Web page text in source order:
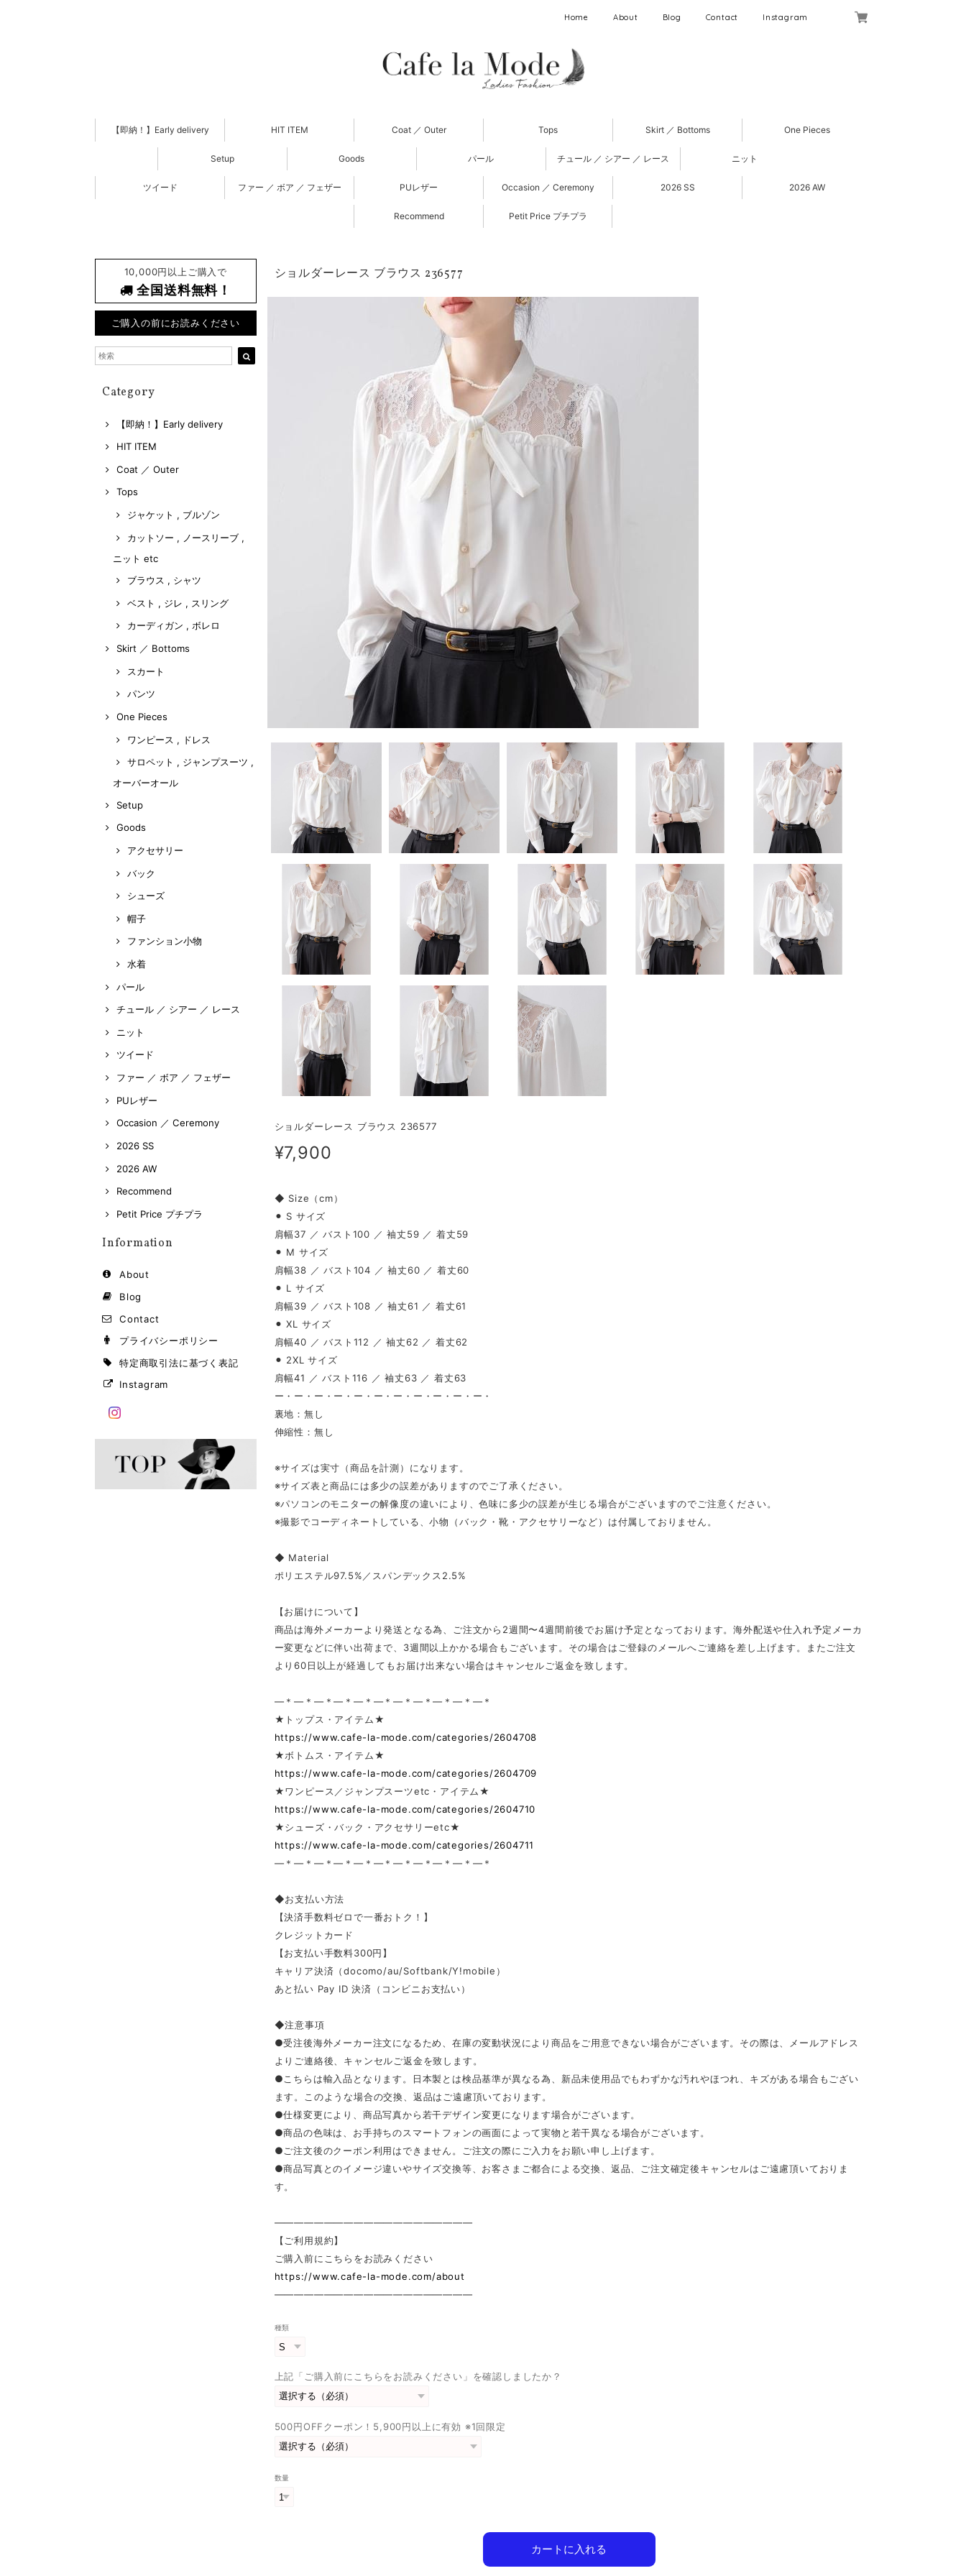
Home About Blog Contact Instagram
【即納！】Early delivery HIT ITEM Coat ／ Outer Tops Skirt ／ Bottoms One Pieces
Setup Goods パール チュール ／ シアー ／ レース ニット
ツイード ファー ／ ボア ／ フェザー PUレザー Occasion ／ Ceremony 2026 SS 2026 AW
Recommend Petit Price プチプラ
10,000円以上ご購入で
全国送料無料！
ご購入の前にお読みください
Category
【即納！】Early delivery
HIT ITEM
Coat ／ Outer
Tops
ジャケット , ブルゾン
カットソー , ノースリーブ ,
ニット etc
ブラウス , シャツ
ベスト , ジレ , スリング
カーディガン , ボレロ
Skirt ／ Bottoms
スカート
パンツ
One Pieces
ワンピース , ドレス
サロペット , ジャンプスーツ ,
オーバーオール
Setup
Goods
アクセサリー
バック
シューズ
帽子
ファンション小物
水着
パール
チュール ／ シアー ／ レース
ニット
ツイード
ファー ／ ボア ／ フェザー
PUレザー
Occasion ／ Ceremony
2026 SS
2026 AW
Recommend
Petit Price プチプラ
Information
About
Blog
Contact
プライバシーポリシー
特定商取引法に基づく表記
Instagram
ショルダーレース ブラウス 236577
ショルダーレース ブラウス 236577
¥7,900
◆ Size（cm）
⚫︎ S サイズ
肩幅37 ／ バスト100 ／ 袖丈59 ／ 着丈59
⚫︎ M サイズ
肩幅38 ／ バスト104 ／ 袖丈60 ／ 着丈60
⚫︎ L サイズ
肩幅39 ／ バスト108 ／ 袖丈61 ／ 着丈61
⚫︎ XL サイズ
肩幅40 ／ バスト112 ／ 袖丈62 ／ 着丈62
⚫︎ 2XL サイズ
肩幅41 ／ バスト116 ／ 袖丈63 ／ 着丈63
ー・ー・ー・ー・ー・ー・ー・ー・ー・ー・ー・
裏地：無し
伸縮性：無し
※サイズは実寸（商品を計測）になります。
※サイズ表と商品には多少の誤差がありますのでご了承ください。
※パソコンのモニターの解像度の違いにより、色味に多少の誤差が生じる場合がございますのでご注意ください。
※撮影でコーディネートしている、小物（バック・靴・アクセサリーなど）は付属しておりません。
◆ Material
ポリエステル97.5%／スパンデックス2.5%
【お届けについて】
商品は海外メーカーより発送となる為、ご注文から2週間〜4週間前後でお届け予定となっております。海外配送や仕入れ予定メーカ
ー変更などに伴い出荷まで、3週間以上かかる場合もございます。その場合はご登録のメールへご連絡を差し上げます。またご注文
より60日以上が経過してもお届け出来ない場合はキャンセルご返金を致します。
—＊—＊—＊—＊—＊—＊—＊—＊—＊—＊—＊
★トップス・アイテム★
https://www.cafe-la-mode.com/categories/2604708
★ボトムス・アイテム★
https://www.cafe-la-mode.com/categories/2604709
★ワンピース／ジャンプスーツetc・アイテム★
https://www.cafe-la-mode.com/categories/2604710
★シューズ・バック・アクセサリーetc★
https://www.cafe-la-mode.com/categories/2604711
—＊—＊—＊—＊—＊—＊—＊—＊—＊—＊—＊
◆お支払い方法
【決済手数料ゼロで一番おトク！】
クレジットカード
【お支払い手数料300円】
キャリア決済（docomo/au/Softbank/Y!mobile）
あと払い Pay ID 決済（コンビニお支払い）
◆注意事項
●受注後海外メーカー注文になるため、在庫の変動状況により商品をご用意できない場合がございます。その際は、メールアドレス
よりご連絡後、キャンセルご返金を致します。
●こちらは輸入品となります。日本製とは検品基準が異なる為、新品未使用品でもわずかな汚れやほつれ、キズがある場合もござい
ます。このような場合の交換、返品はご遠慮頂いております。
●仕様変更により、商品写真から若干デザイン変更になります場合がございます。
●商品の色味は、お手持ちのスマートフォンの画面によって実物と若干異なる場合がございます。
●ご注文後のクーポン利用はできません。ご注文の際にご入力をお願い申し上げます。
●商品写真とのイメージ違いやサイズ交換等、お客さまご都合による交換、返品、ご注文確定後キャンセルはご遠慮頂いておりま
す。
————————————————————
【ご利用規約】
ご購入前にこちらをお読みください
https://www.cafe-la-mode.com/about
————————————————————
種類
上記「ご購入前にこちらをお読みください」を確認しましたか？
500円OFFクーポン！5,900円以上に有効 ※1回限定
数量
カートに入れる